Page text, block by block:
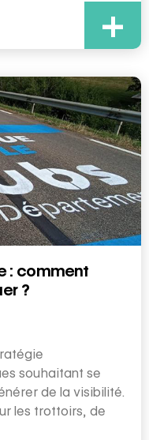
+
: comment
?
souhaitant se
de la visibilité.
les trottoirs, de